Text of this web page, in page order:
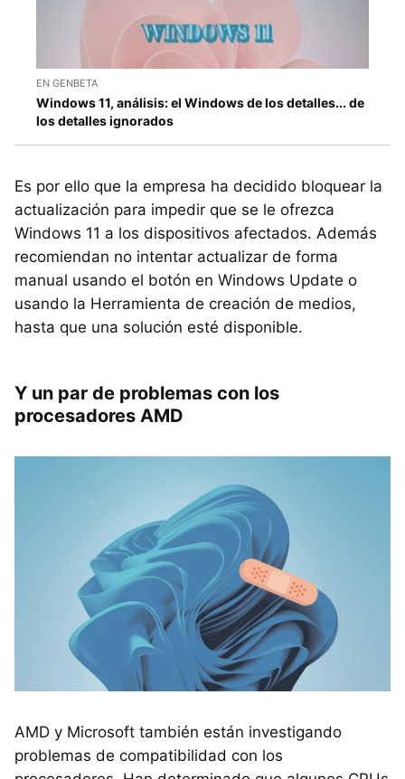
EN GENBETA
Windows 11, análisis: el Windows de los detalles... de
los detalles ignorados
Es por ello que la empresa ha decidido bloquear la
actualización para impedir que se le ofrezca
Windows 11 a los dispositivos afectados. Además
recomiendan no intentar actualizar de forma
manual usando el botón en Windows Update o
usando la Herramienta de creación de medios,
hasta que una solución esté disponible.
Y un par de problemas con los
procesadores AMD
AMD y Microsoft también están investigando
problemas de compatibilidad con los